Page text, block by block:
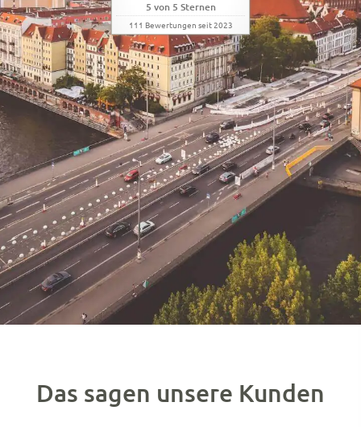
5 von5 Sternen
111 Bewertungen seit 2023
Das sagen unsere Kunden